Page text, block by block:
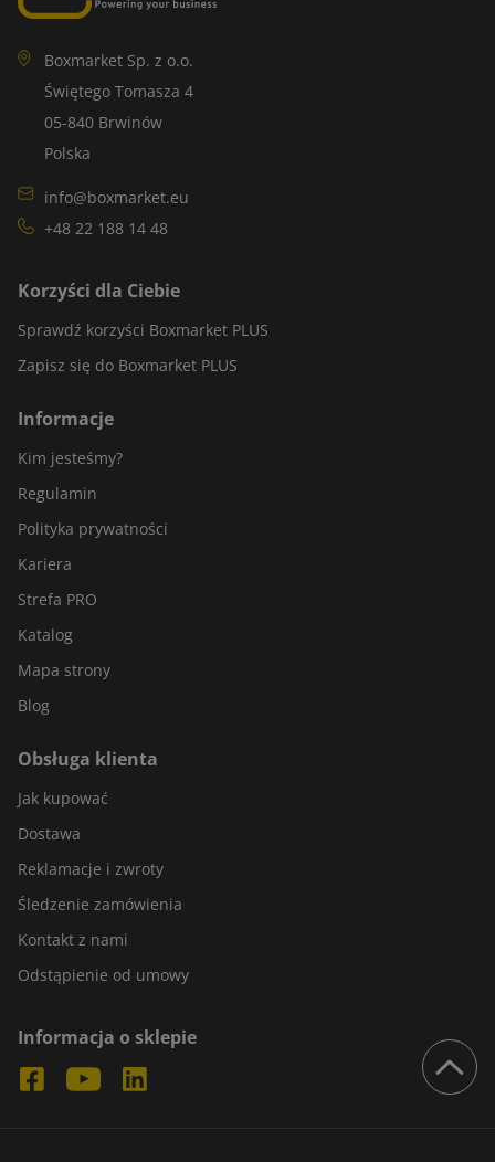
Boxmarket Sp. z o.o.
Świętego Tomasza 4
05-840 Brwinów
Polska
info@boxmarket.eu
+48 22 188 14 48
Korzyści dla Ciebie
Sprawdź korzyści Boxmarket PLUS
Zapisz się do Boxmarket PLUS
Informacje
Kim jesteśmy?
Regulamin
Polityka prywatności
Kariera
Strefa PRO
Katalog
Mapa strony
Blog
Obsługa klienta
Jak kupować
Dostawa
Reklamacje i zwroty
Śledzenie zamówienia
Kontakt z nami
Odstąpienie od umowy
Informacja o sklepie